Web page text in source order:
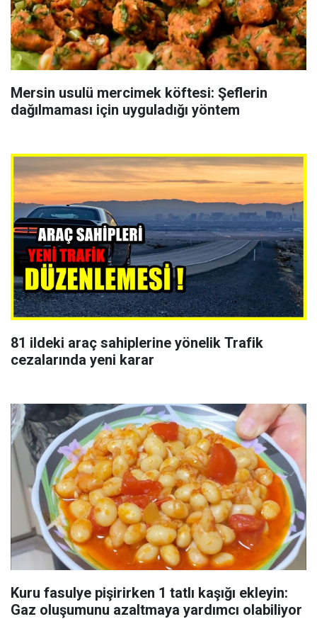
Mersin usulü mercimek köftesi: Şeflerin
dağılmaması için uyguladığı yöntem
81 ildeki araç sahiplerine yönelik Trafik
cezalarında yeni karar
Kuru fasulye pişirirken 1 tatlı kaşığı ekleyin:
Gaz oluşumunu azaltmaya yardımcı olabiliyor